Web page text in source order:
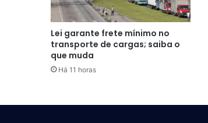
Lei garante frete mínimo no
transporte de cargas; saiba o
que muda
Há 11 horas